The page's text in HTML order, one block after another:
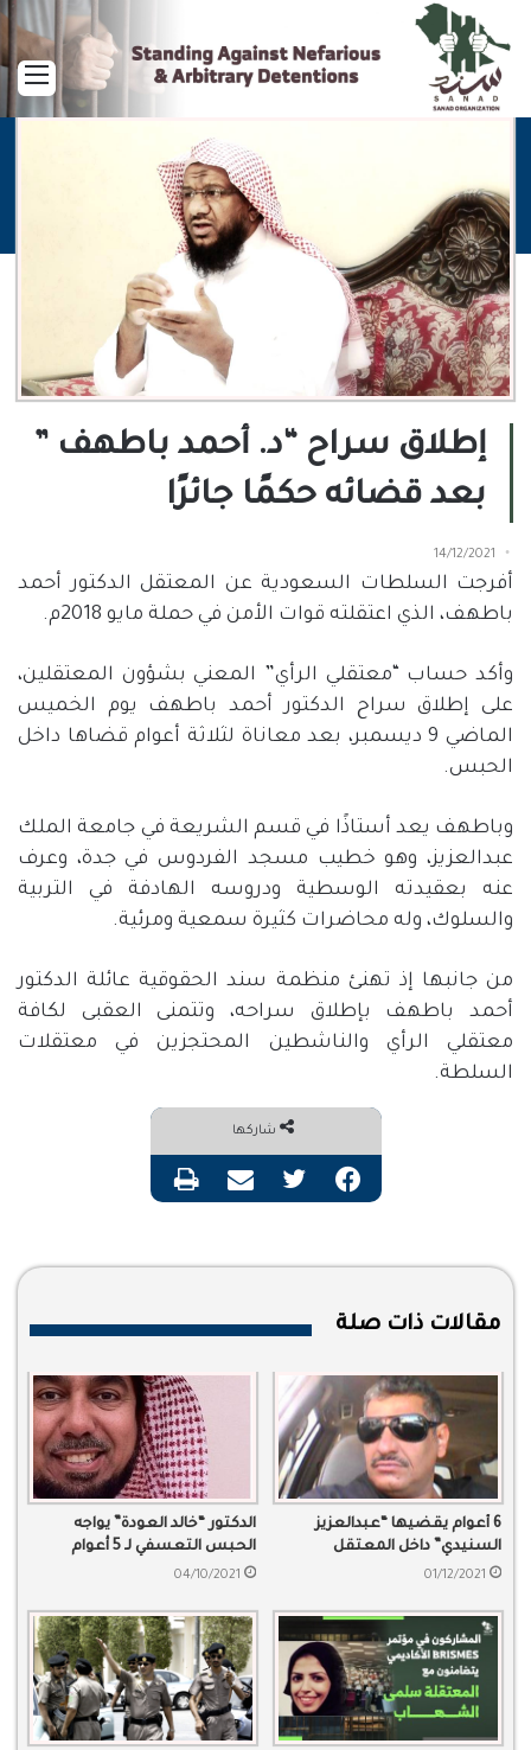
إطلاق سراح “د. أحمد باطهف ”
بعد قضائه حكمًا جائرًا
14/12/2021
أفرجت السلطات السعودية عن المعتقل الدكتور أحمد
باطهف، الذي اعتقلته قوات الأمن في حملة مايو 2018م.
وأكد حساب “معتقلي الرأي” المعني بشؤون المعتقلين،
على إطلاق سراح الدكتور أحمد باطهف يوم الخميس
الماضي 9 ديسمبر، بعد معاناة لثلاثة أعوام قضاها داخل
الحبس.
وباطهف يعد أستاذًا في قسم الشريعة في جامعة الملك
عبدالعزيز، وهو خطيب مسجد الفردوس في جدة، وعرف
عنه بعقيدته الوسطية ودروسه الهادفة في التربية
والسلوك، وله محاضرات كثيرة سمعية ومرئية.
من جانبها إذ تهنئ منظمة سند الحقوقية عائلة الدكتور
أحمد باطهف بإطلاق سراحه، وتتمنى العقبى لكافة
معتقلي الرأي والناشطين المحتجزين في معتقلات
السلطة.
شاركها
فيسبوك تويتر مشاركة عبر البريد طباعة
مقالات ذات صلة
6 أعوام يقضيها “عبدالعزيز
السنيدي” داخل المعتقل
01/12/2021
الدكتور “خالد العودة” يواجه
الحبس التعسفي لـ 5 أعوام
04/10/2021